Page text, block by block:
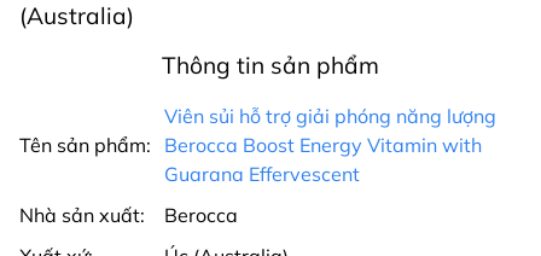
(Australia)
Thông tin sản phẩm
Tên sản phẩm:
Viên sủi hỗ trợ giải phóng năng lượng
Berocca Boost Energy Vitamin with
Guarana Effervescent
Nhà sản xuất:
Berocca